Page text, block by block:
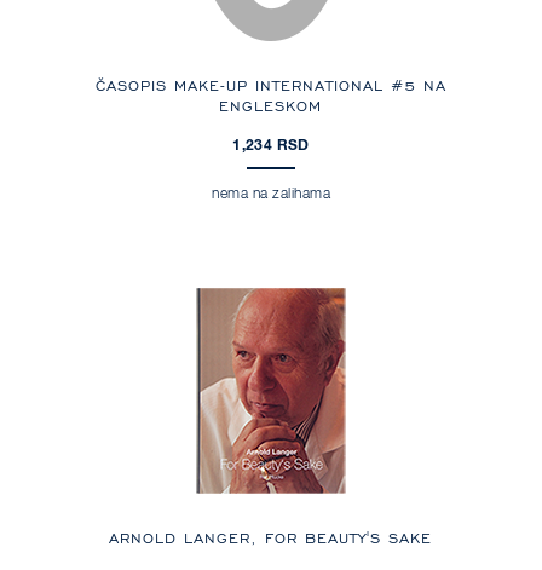
ČASOPIS MAKE-UP INTERNATIONAL #5 NA
ENGLESKOM
1,234 RSD
nema na zalihama
ARNOLD LANGER, FOR BEAUTY'S SAKE